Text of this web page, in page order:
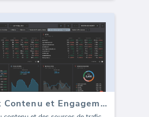
Yandex Contenu et Engagement